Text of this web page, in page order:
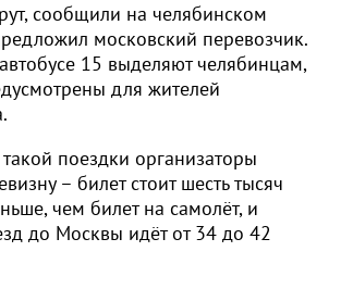
сообщили на челябинском
московский перевозчик.
15 выделяют челябинцам,
для жителей
поездки организаторы
– билет стоит шесть тысяч
чем билет на самолёт, и
до Москвы идёт от 34 до 42